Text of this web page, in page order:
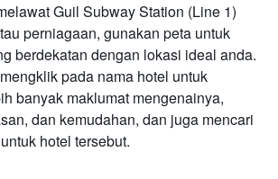
Guil Subway Station (Line 1)
perniagaan, gunakan peta untuk
berdekatan dengan lokasi ideal anda.
pada nama hotel untuk
banyak maklumat mengenainya,
dan kemudahan, dan juga mencari
hotel tersebut.